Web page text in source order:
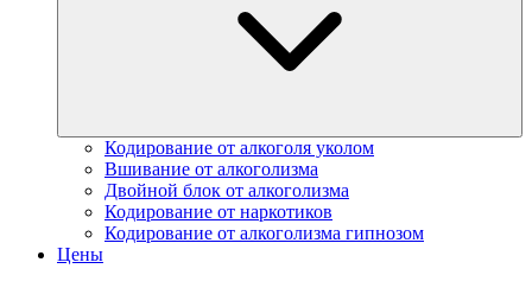
Кодирование от алкоголя уколом
Вшивание от алкоголизма
Двойной блок от алкоголизма
Кодирование от наркотиков
Кодирование от алкоголизма гипнозом
Цены